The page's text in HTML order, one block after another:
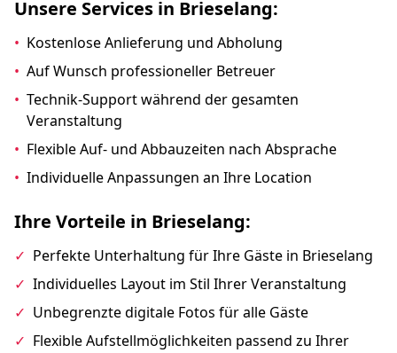
Unsere Services in Brieselang:
• Kostenlose Anlieferung und Abholung
• Auf Wunsch professioneller Betreuer
• Technik-Support während der gesamten
Veranstaltung
• Flexible Auf- und Abbauzeiten nach Absprache
• Individuelle Anpassungen an Ihre Location
Ihre Vorteile in Brieselang:
✓ Perfekte Unterhaltung für Ihre Gäste in Brieselang
✓ Individuelles Layout im Stil Ihrer Veranstaltung
✓ Unbegrenzte digitale Fotos für alle Gäste
✓ Flexible Aufstellmöglichkeiten passend zu Ihrer